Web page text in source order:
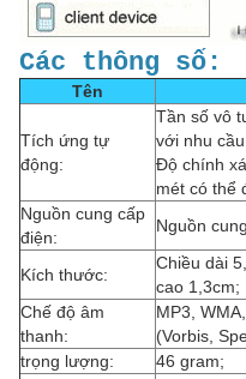
Các thông số:
Tên
Tích ứng tự
động:
Tần số vô
với nhu
Độ chính
mét có thể
Nguồn cung cấp
điện:
Nguồn
Kích thước:
Chiều dài
cao 1,3cm;
Chế độ âm
thanh:
MP3,
(Vorbis,
trọng lượng:
46 gram;